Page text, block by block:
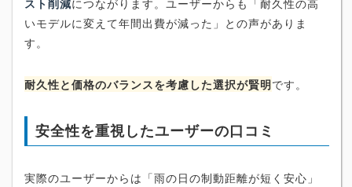
スト削減につながります。ユーザーからも「耐久性の高
いモデルに変えて年間出費が減った」との声がありま
す。
耐久性と価格のバランスを考慮した選択が賢明です。
安全性を重視したユーザーの口コミ
実際のユーザーからは「雨の日の制動距離が短く安心」